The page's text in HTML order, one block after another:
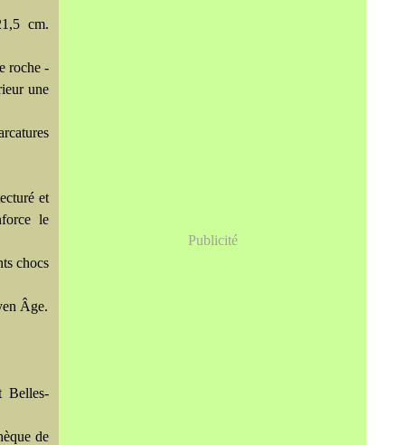
cm.
roche -
une
et
le
chocs
Âge.
Belles-
de
Publicité